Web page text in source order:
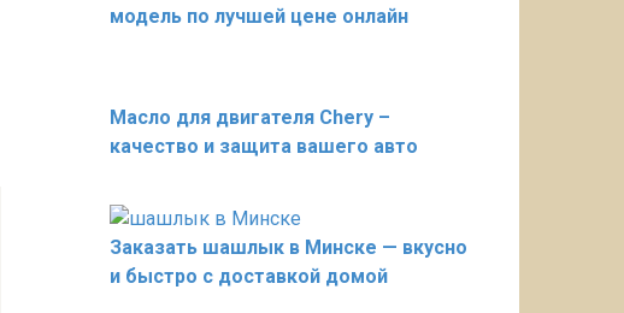
модель по лучшей цене онлайн
Масло для двигателя Chery –
качество и защита вашего авто
Заказать шашлык в Минске — вкусно
и быстро с доставкой домой